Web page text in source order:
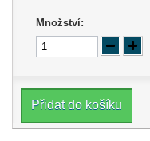
Množství:
Přidat do košíku